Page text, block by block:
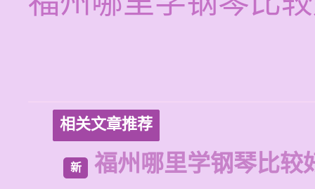
相关文章推荐
新 福州哪里学钢琴比较